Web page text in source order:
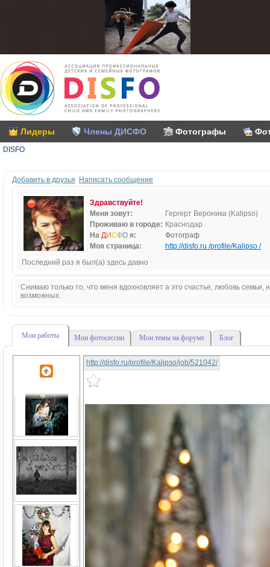
Лидеры Члены ДИСФО Фотографы
DISFO
Добавить в друзья Написать сообщение
Здравствуйте!
Меня зовут:
Гергерт Вероника (Kalipso)
Проживаю в городе: Краснодар
На ДИСФО я:
Фотограф
Моя страница:
http://disfo.ru /profile/Kalipso /
Последний раз я был(а) здесь давно
Снимаю только то, что меня вдохновляет а это счастье, любовь
возможных.
Мои работы Мои фотосессии Мои темы на форуме Блог
http://disfo.ru/profile/Kalipso/job/521042/